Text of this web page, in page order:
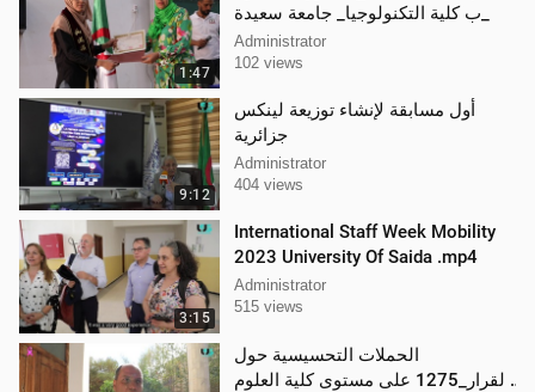
1:47
Administrator
102 views
9:12
أول مسابقة لإنشاء توزيعة لينكس
جزائرية
Administrator
404 views
3:15
International Staff Week Mobility
2023 University Of Saida .mp4
Administrator
515 views
الحملات التحسيسية حول
القرار_1275 على مستوى كلية العلوم